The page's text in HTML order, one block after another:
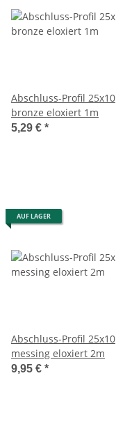
Abschluss-Profil 25x10
bronze eloxiert 1m
5,29 € *
AUF LAGER
Abschluss-Profil 25x10
messing eloxiert 2m
9,95 € *